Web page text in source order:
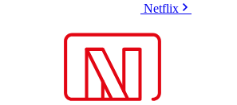
Netflix